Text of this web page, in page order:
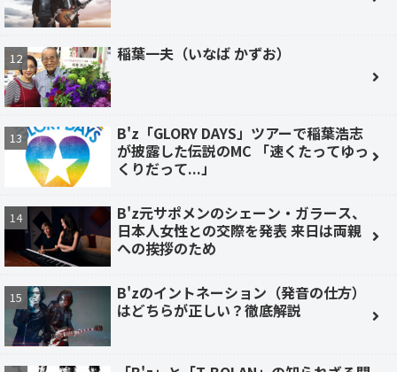
稲葉一夫（いなば かずお）
B'z「GLORY DAYS」ツアーで稲葉浩志
が披露した伝説のMC 「速くたってゆっ
くりだって...」
B'z元サポメンのシェーン・ガラース、
日本人女性との交際を発表 来日は両親
への挨拶のため
B'zのイントネーション（発音の仕方）
はどちらが正しい？徹底解説